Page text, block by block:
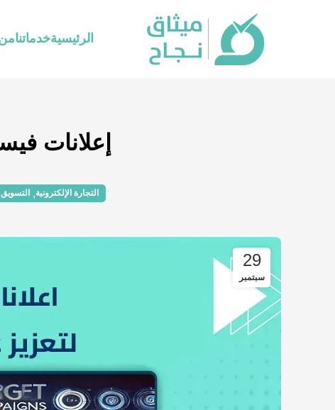
الرئيسيةخدماتنا
التجارة الإلكترونية,
إعلانات
29
سبتمبر